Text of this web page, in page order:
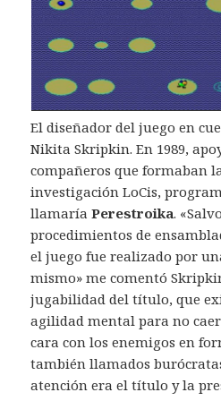
El diseñador del juego en
Nikita Skripkin. En 1989,
compañeros que formaban
investigación LoCis,
llamaríaPerestroika.
procedimientos de
el juego fue realizado por
mismo» me comentó
jugabilidad del título, que
agilidad mental para no
cara con los enemigos en
también llamados
atención era el título y la